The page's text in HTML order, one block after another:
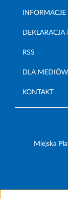
DEKLARACJA
RSS
DLA MEDIÓW
KONTAKT
Miejska